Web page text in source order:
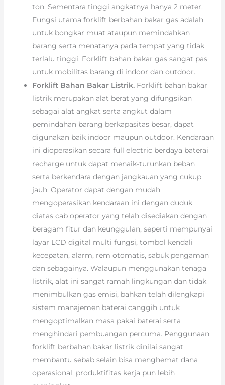
ton. Sementara tinggi angkatnya hanya 2 meter.
Fungsi utama forklift berbahan bakar gas adalah
untuk bongkar muat ataupun memindahkan
barang serta menatanya pada tempat yang tidak
terlalu tinggi. Forklift bahan bakar gas sangat pas
untuk mobilitas barang di indoor dan outdoor.
Forklift Bahan Bakar Listrik. Forklift bahan bakar
listrik merupakan alat berat yang difungsikan
sebagai alat angkat serta angkut dalam
pemindahan barang berkapasitas besar, dapat
digunakan baik indoor maupun outdoor. Kendaraan
ini dioperasikan secara full electric berdaya baterai
recharge untuk dapat menaik-turunkan beban
serta berkendara dengan jangkauan yang cukup
jauh. Operator dapat dengan mudah
mengoperasikan kendaraan ini dengan duduk
diatas cab operator yang telah disediakan dengan
beragam fitur dan keunggulan, seperti mempunyai
layar LCD digital multi fungsi, tombol kendali
kecepatan, alarm, rem otomatis, sabuk pengaman
dan sebagainya. Walaupun menggunakan tenaga
listrik, alat ini sangat ramah lingkungan dan tidak
menimbulkan gas emisi, bahkan telah dilengkapi
sistem manajemen baterai canggih untuk
mengoptimalkan masa pakai baterai serta
menghindari pembuangan percuma. Penggunaan
forklift berbahan bakar listrik dinilai sangat
membantu sebab selain bisa menghemat dana
operasional, produktifitas kerja pun lebih